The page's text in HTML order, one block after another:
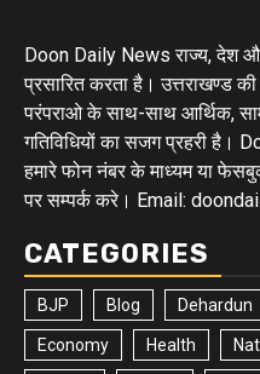
Doon Daily News राज्य, देश
प्रसारित करता है। उत्तराखण्ड
परंपराओ के साथ-साथ आर्थिक,
गतिविधियों का सजग प्रहरी
हमारे फोन नंबर के माध्यम या
पर सम्पर्क करे। Email:
CATEGORIES
BJP Blog Dehardun
Economy Health